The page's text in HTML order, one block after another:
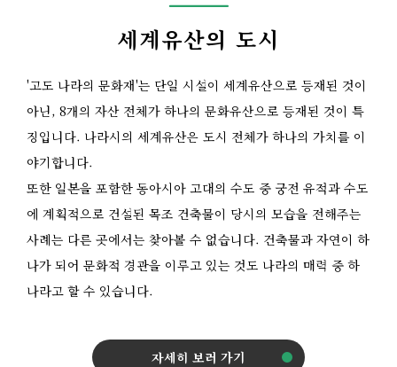
세계유산의 도시
'고도 나라의 문화재'는 단일 시설이 세계유산으로 등재된 것이
아닌, 8개의 자산 전체가 하나의 문화유산으로 등재된 것이 특
징입니다. 나라시의 세계유산은 도시 전체가 하나의 가치를 이
야기합니다.
또한 일본을 포함한 동아시아 고대의 수도 중 궁전 유적과 수도
에 계획적으로 건설된 목조 건축물이 당시의 모습을 전해주는
사례는 다른 곳에서는 찾아볼 수 없습니다. 건축물과 자연이 하
나가 되어 문화적 경관을 이루고 있는 것도 나라의 매력 중 하
나라고 할 수 있습니다.
자세히 보러 가기